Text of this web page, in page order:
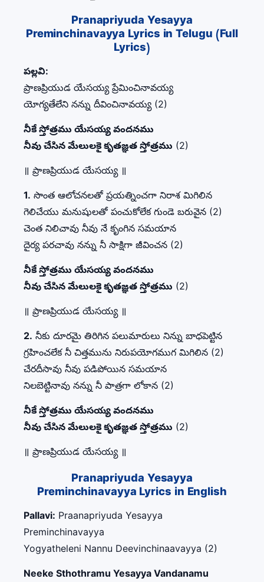
Pranapriyuda Yesayya
Preminchinavayya Lyrics in Telugu (Full
Lyrics)
పల్లవి:
ప్రాణప్రియుడ యేసయ్య ప్రేమించినావయ్య
యోగ్యతేలేని నన్ను దీవించినావయ్య (2)
నీకే స్తోత్రము యేసయ్య వందనము
నీవు చేసిన మేలులకై కృతజ్ఞత స్తోత్రము (2)
॥ ప్రాణప్రియుడ యేసయ్య ॥
1. సొంత ఆలోచనలతో ప్రయత్నించగా నిరాశ మిగిలిన
గెలిచేయు మనుషులతో పంచుకోలేక గుండె బరువైన (2)
చెంత నిలిచావు నీవు నే కృంగిన సమయాన
దైర్య పరచావు నన్ను నీ సాక్షిగా జీవించన (2)
నీకే స్తోత్రము యేసయ్య వందనము
నీవు చేసిన మేలులకై కృతజ్ఞత స్తోత్రము (2)
॥ ప్రాణప్రియుడ యేసయ్య ॥
2. నీకు దూరమై తిరిగిన పలుమారులు నిన్ను బాధపెట్టిన
గ్రహించలేక నీ చిత్తమును నిరుపయోగముగ మిగిలిన (2)
చేరదీసావు నీవు పడిపోయిన సమయాన
నిలబెట్టినావు నన్ను నీ పాత్రగా లోకాన (2)
నీకే స్తోత్రము యేసయ్య వందనము
నీవు చేసిన మేలులకై కృతజ్ఞత స్తోత్రము (2)
॥ ప్రాణప్రియుడ యేసయ్య ॥
Pranapriyuda Yesayya
Preminchinavayya Lyrics in English
Pallavi: Praanapriyuda Yesayya
Preminchinavayya
Yogyatheleni Nannu Deevinchinaavayya (2)
Neeke Sthothramu Yesayya Vandanamu